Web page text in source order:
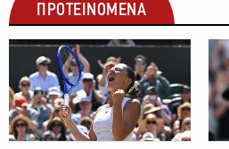
ΠΡΟΤΕΙΝΟΜΕΝΑ
ΑΛΛΑ ΣΠΟΡ